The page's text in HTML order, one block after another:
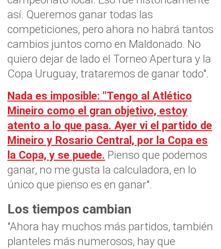
así. Queremos ganar todas las
competiciones, pero ahora no habrá tantos
cambios juntos como en Maldonado. No
quiero dejar de lado el Torneo Apertura y la
Copa Uruguay, trataremos de ganar todo".
Nada es imposible: "Tengo al Atlético
Mineiro como el gran objetivo, estoy
atento a lo que pasa. Ayer vi el partido de
Mineiro y Rosario Central, por la Copa es
la Copa, y se puede. Pienso que podemos
ganar, no me gusta la calculadora, en lo
único que pienso es en ganar".
Los tiempos cambian
"Ahora hay muchos más partidos, también
planteles más numerosos, hay que